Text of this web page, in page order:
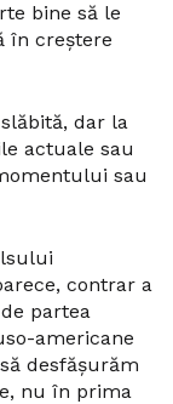
bine să le
în creștere
dar la
actuale sau
sau
contrar a
partea
americane
desfășurăm
nu în prima